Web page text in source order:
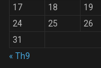
17
18 19
24
25 26
31
« Th9